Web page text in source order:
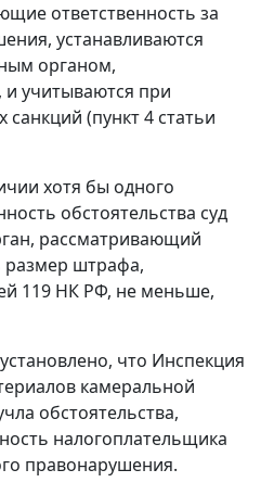
ответственность за
устанавливаются
органом,
учитываются при
санкций (пункт 4 статьи
хотя бы одного
обстоятельства суд
рассматривающий
размер штрафа,
119 НК РФ, не меньше,
что Инспекция
камеральной
обстоятельства,
налогоплательщика
правонарушения.